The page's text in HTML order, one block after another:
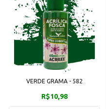
VERDE GRAMA - 582
R$10,98